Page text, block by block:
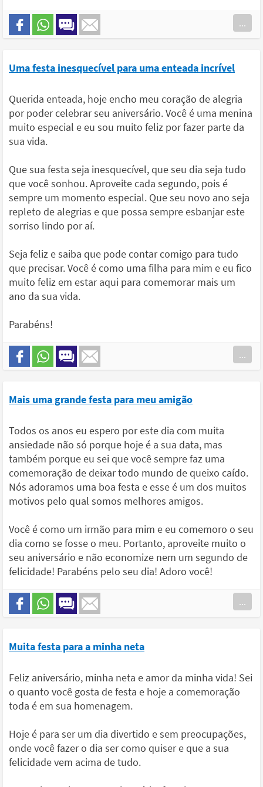
...
Uma festa inesquecível para uma enteada incrível
Querida enteada, hoje encho meu coração de alegria
por poder celebrar seu aniversário. Você é uma menina
muito especial e eu sou muito feliz por fazer parte da
sua vida.
Que sua festa seja inesquecível, que seu dia seja tudo
que você sonhou. Aproveite cada segundo, pois é
sempre um momento especial. Que seu novo ano seja
repleto de alegrias e que possa sempre esbanjar este
sorriso lindo por aí.
Seja feliz e saiba que pode contar comigo para tudo
que precisar. Você é como uma filha para mim e eu fico
muito feliz em estar aqui para comemorar mais um
ano da sua vida.
Parabéns!
...
Mais uma grande festa para meu amigão
Todos os anos eu espero por este dia com muita
ansiedade não só porque hoje é a sua data, mas
também porque eu sei que você sempre faz uma
comemoração de deixar todo mundo de queixo caído.
Nós adoramos uma boa festa e esse é um dos muitos
motivos pelo qual somos melhores amigos.
Você é como um irmão para mim e eu comemoro o seu
dia como se fosse o meu. Portanto, aproveite muito o
seu aniversário e não economize nem um segundo de
felicidade! Parabéns pelo seu dia! Adoro você!
...
Muita festa para a minha neta
Feliz aniversário, minha neta e amor da minha vida! Sei
o quanto você gosta de festa e hoje a comemoração
toda é em sua homenagem.
Hoje é para ser um dia divertido e sem preocupações,
onde você fazer o dia ser como quiser e que a sua
felicidade vem acima de tudo.